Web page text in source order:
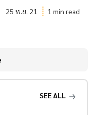
25 พ.ย. 21 1 min read
SEE ALL